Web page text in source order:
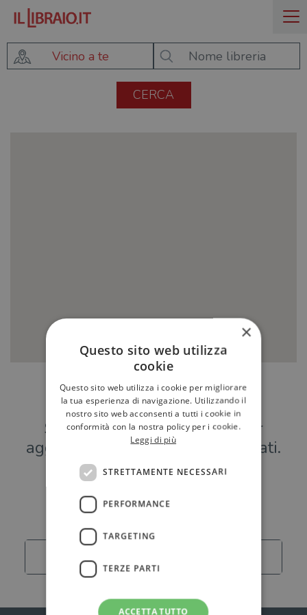
Vicino a te
Hai una libreria?
Scrivici a
per
aggiungere o modificare i tuoi dati.
Librerie
×
Questo sito web utilizza
cookie
Questo sito web utilizza i cookie per migliorare
la tua esperienza di navigazione. Utilizzando il
nostro sito web acconsenti a tutti i cookie in
conformità con la nostra policy per i cookie.
Leggi di più
STRETTAMENTE NECESSARI
PERFORMANCE
TARGETING
TERZE PARTI
ACCETTA TUTTO